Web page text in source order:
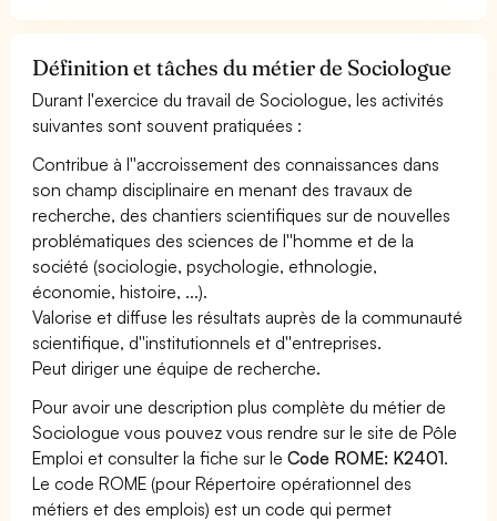
Définition et tâches du métier de Sociologue
Durant l'exercice du travail de Sociologue, les activités
suivantes sont souvent pratiquées :
Contribue à l''accroissement des connaissances dans
son champ disciplinaire en menant des travaux de
recherche, des chantiers scientifiques sur de nouvelles
problématiques des sciences de l''homme et de la
société (sociologie, psychologie, ethnologie,
économie, histoire, ...).
Valorise et diffuse les résultats auprès de la communauté
scientifique, d''institutionnels et d''entreprises.
Peut diriger une équipe de recherche.
Pour avoir une description plus complète du métier de
Sociologue vous pouvez vous rendre sur le site de Pôle
Emploi et consulter la fiche sur leCode ROME: K2401.
Le code ROME (pour Répertoire opérationnel des
métiers et des emplois) est un code qui permet